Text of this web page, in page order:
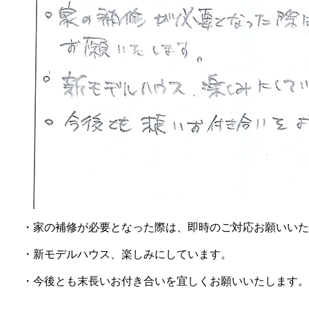
・家の補修が必要となった際は、即時のご対応お願いい
・新モデルハウス、楽しみにしています。
・今後とも末長いお付き合いを宜しくお願いいたします。